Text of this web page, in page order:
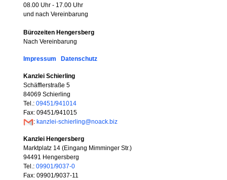
08.00 Uhr - 17.00 Uhr
und nach Vereinbarung
Bürozeiten Hengersberg
Nach Vereinbarung
Impressum Datenschutz
Kanzlei Schierling
Schäfflerstraße 5
84069 Schierling
Tel.:09451/941014
Fax: 09451/941015
: kanzlei-schierling@noack.biz
Kanzlei Hengersberg
Marktplatz 14 (Eingang Mimminger Str.)
94491 Hengersberg
Tel.: 09901/9037-0
Fax: 09901/9037-11